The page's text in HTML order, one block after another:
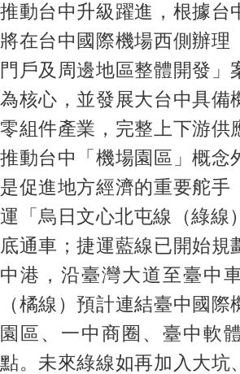
推動台中升級躍進，根據台
將在台中國際機場西側辦理
門戶及周邊地區整體開發」
為核心，並發展大台中具備
零組件產業，完整上下游供
推動台中「機場園區」概念
是促進地方經濟的重要舵手
運「烏日文心北屯線（綠線
底通車；捷運藍線已開始規
中港，沿臺灣大道至臺中
（橘線）預計連結臺中國際
園區、一中商圈、臺中軟
點。未來綠線如再加入大坑